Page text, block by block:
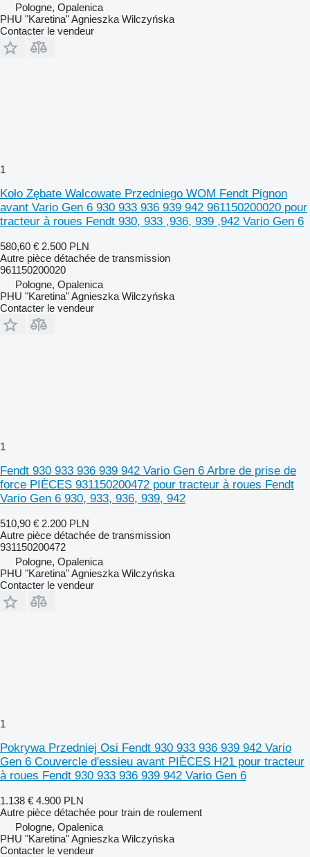
Pologne, Opalenica
PHU "Karetina" Agnieszka Wilczyńska
Contacter le vendeur
1
Koło Zębate Walcowate Przedniego WOM Fendt Pignon
avant Vario Gen 6 930 933 936 939 942 961150200020 pour
tracteur à roues Fendt 930, 933 ,936, 939 ,942 Vario Gen 6
580,60 € 2.500 PLN
Autre pièce détachée de transmission
961150200020
Pologne, Opalenica
PHU "Karetina" Agnieszka Wilczyńska
Contacter le vendeur
1
Fendt 930 933 936 939 942 Vario Gen 6 Arbre de prise de
force PIÈCES 931150200472 pour tracteur à roues Fendt
Vario Gen 6 930, 933, 936, 939, 942
510,90 € 2.200 PLN
Autre pièce détachée de transmission
931150200472
Pologne, Opalenica
PHU "Karetina" Agnieszka Wilczyńska
Contacter le vendeur
1
Pokrywa Przedniej Osi Fendt 930 933 936 939 942 Vario
Gen 6 Couvercle d'essieu avant PIÈCES H21 pour tracteur
à roues Fendt 930 933 936 939 942 Vario Gen 6
1.138 € 4.900 PLN
Autre pièce détachée pour train de roulement
Pologne, Opalenica
PHU "Karetina" Agnieszka Wilczyńska
Contacter le vendeur